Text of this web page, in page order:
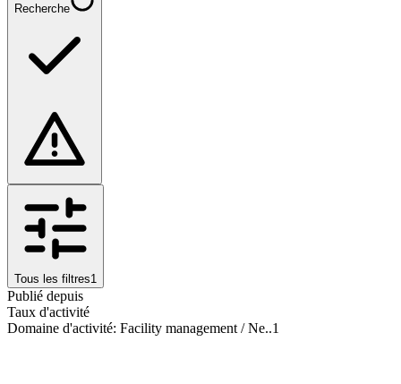
Recherche
Tous les filtres1
Publié depuis
Taux d'activité
Domaine d'activité: Facility management / Ne..1